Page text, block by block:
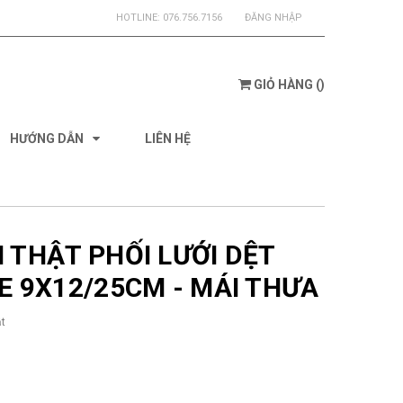
HOTLINE: 076.756.7156 ĐĂNG NHẬP
GIỎ HÀNG ()
HƯỚNG DẪN LIÊN HỆ
PHỐI LƯỚI DỆT
9X12/25CM - MÁI THƯA